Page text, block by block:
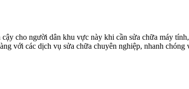
cho người dân khu vực này khi cần sửa chữa máy
với các dịch vụ sửa chữa chuyên nghiệp, nhanh chóng